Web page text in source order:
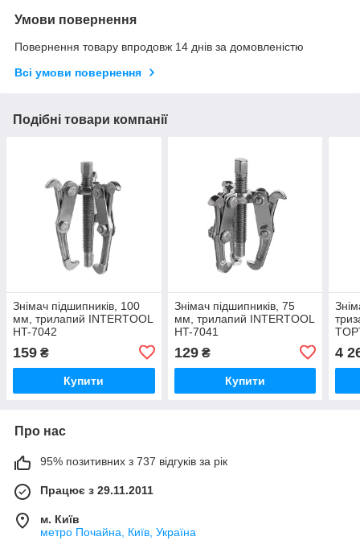
Умови повернення
Повернення товару впродовж 14 днів за домовленістю
Всі умови повернення
Подібні товари компанії
Знімач підшипників, 100
мм, трилапий INTERTOOL
HT-7042
159 ₴
Купити
Знімач підшипників, 75
мм, трилапий INTERTOOL
HT-7041
129₴
Купити
4
Про нас
95% позитивних з 737 відгуків за рік
Працює з 29.11.2011
м. Київ
метро Почайна, Київ, Україна